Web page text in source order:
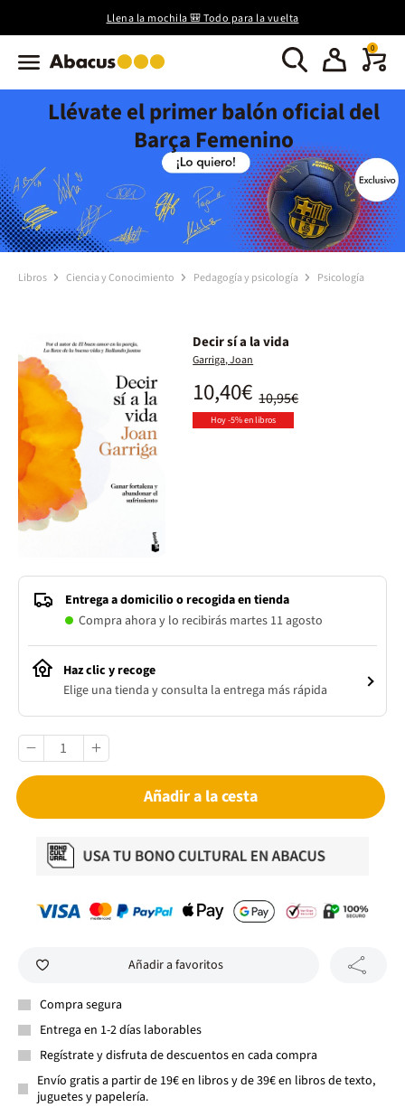
Llena la mochila 🎒 Todo para la vuelta
0
Llévate el primer balón oficial del
Barça Femenino
Libros Ciencia y Conocimiento Pedagogía y psicología Psicología
Decir sí a la vida
Garriga, Joan
10,95€
10,40€
Hoy -5% en libros
Entrega a domicilio o recogida en tienda
Compra ahora y lo recibirás martes 11 agosto
Haz clic y recoge
Elige una tienda y consulta la entrega más rápida
Añadir a la cesta
Añadir a favoritos
Compra segura
Entrega en 1-2 días laborables
Regístrate y disfruta de descuentos en cada compra
Envío gratis a partir de 19€ en libros y de 39€ en libros de texto,
juguetes y papelería.